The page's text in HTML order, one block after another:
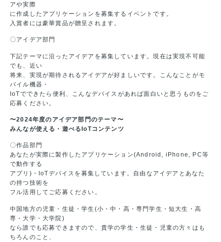
アや実際
に作成したアプリケーションを募集するイベントです。
入賞者には豪華賞品が贈呈されます。
〇アイデア部門
下記テーマに沿ったアイデアを募集しています。現在は実現不可能
でも、近い
将来、実現が期待されるアイデアが好ましいです。こんなことがモ
バイル機器・
IoTでできたら便利、こんなデバイスがあれば面白いと思うものをご
応募ください。
〜2024年度のアイデア部門のテーマ〜
みんなが使える・遊べるIoTコンテンツ
〇作品部門
あなたが実際に製作したアプリケーション(Android, iPhone, PC等
で動作する
アプリ)・IoTデバイスを募集しています。自由なアイデアとあなた
の持つ技術を
フル活用してご応募ください。
中国地方の児童・生徒・学生(小・中・高・専門学生・短大生・高
専・大学・大学院)
なら誰でも応募できますので、貴学の学生・生徒・児童の方々はも
ちろんのこと、